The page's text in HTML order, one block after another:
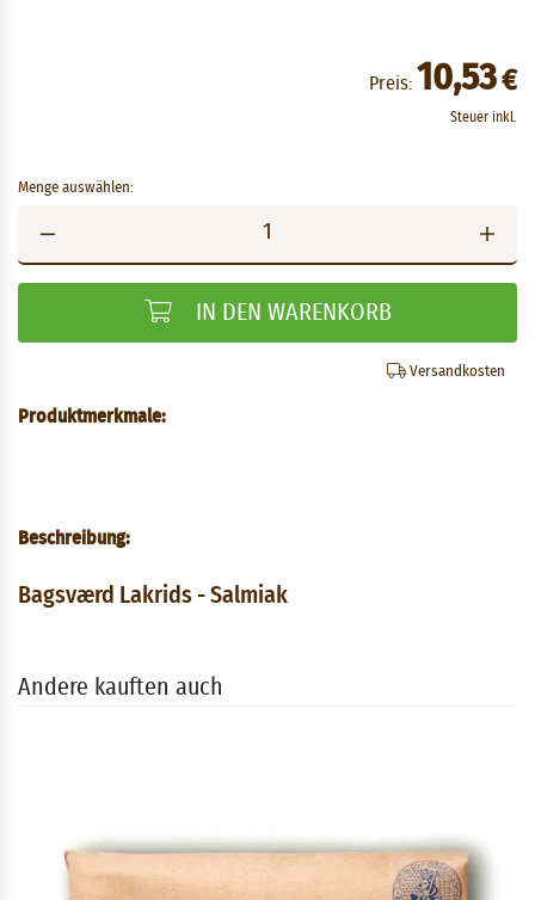
Preis: 10,53€
Steuer inkl.
Menge auswählen:
IN DEN WARENKORB
Versandkosten
Produktmerkmale:
Beschreibung:
Bagsværd Lakrids - Salmiak
Andere kauften auch